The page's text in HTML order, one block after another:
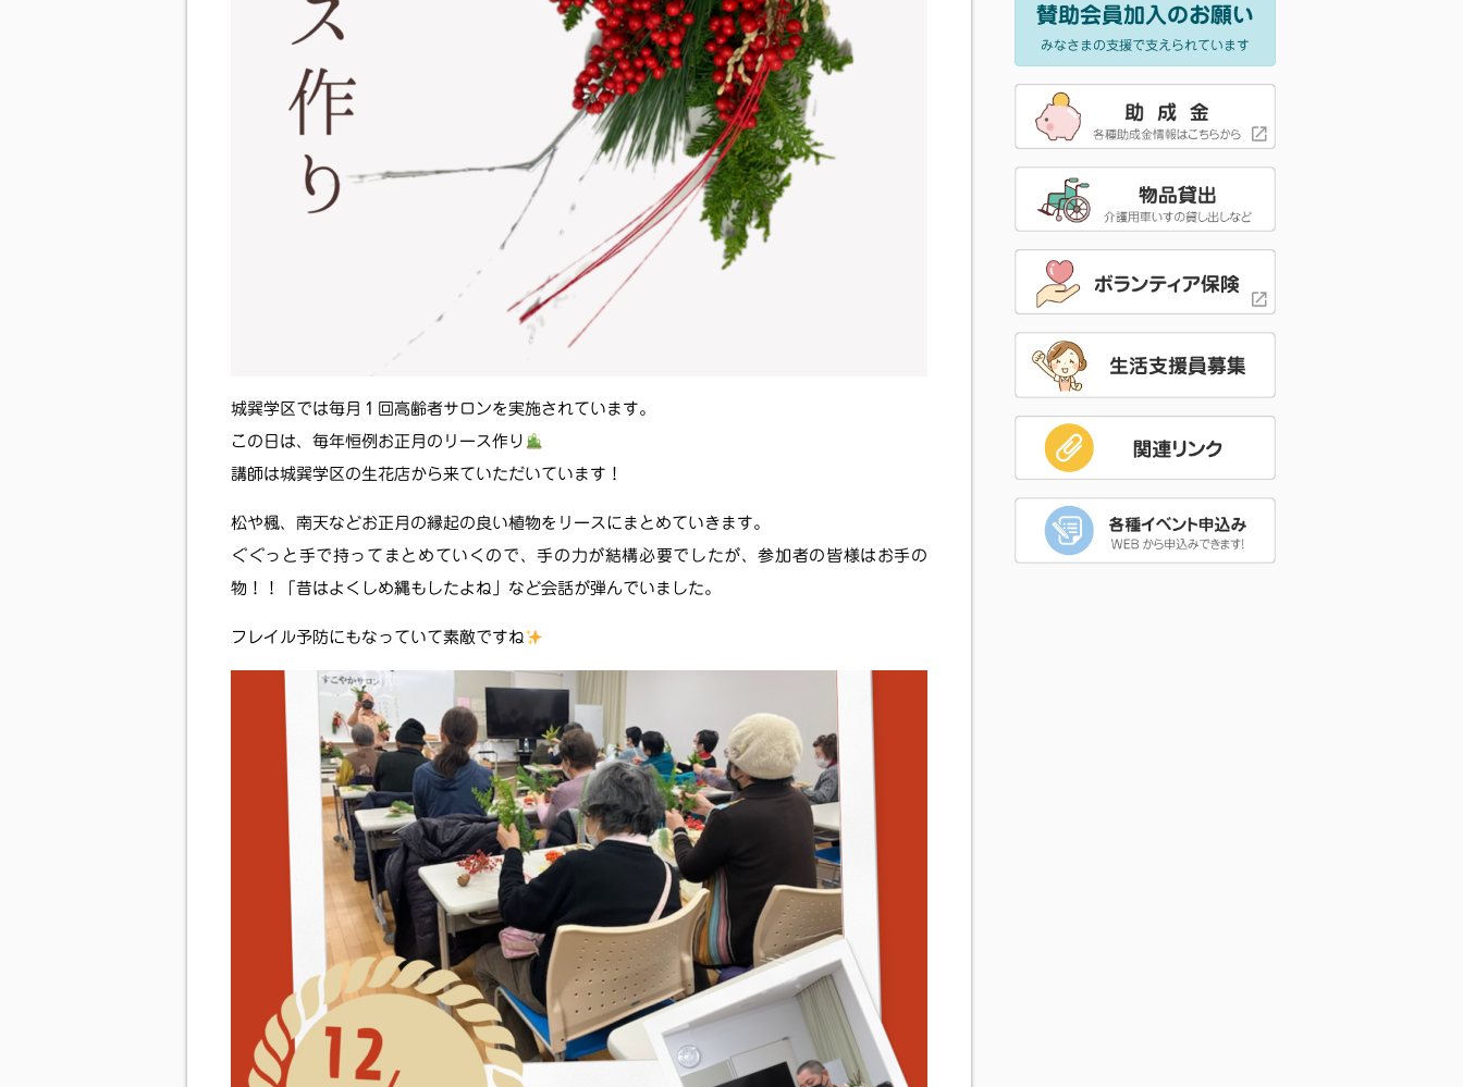
城巽学区では毎月１回高齢者サロンを実施されています。
この日は、毎年恒例お正月のリース作り
講師は城巽学区の生花店から来ていただいています！
松や楓、南天などお正月の縁起の良い植物をリースにまとめていきます。
ぐぐっと手で持ってまとめていくので、手の力が結構必要でしたが、参加者の皆様はお手の
物！！「昔はよくしめ縄もしたよね」など会話が弾んでいました。
フレイル予防にもなっていて素敵ですね
賛助会員加入のお願い
みなさまの支援で支えられています